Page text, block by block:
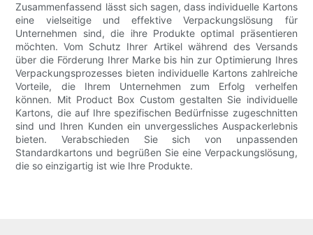
Zusammenfassend lässt sich sagen, dass individuelle Kartons
eine vielseitige und effektive Verpackungslösung für
Unternehmen sind, die ihre Produkte optimal präsentieren
möchten. Vom Schutz Ihrer Artikel während des Versands
über die Förderung Ihrer Marke bis hin zur Optimierung Ihres
Verpackungsprozesses bieten individuelle Kartons zahlreiche
Vorteile, die Ihrem Unternehmen zum Erfolg verhelfen
können. Mit Product Box Custom gestalten Sie individuelle
Kartons, die auf Ihre spezifischen Bedürfnisse zugeschnitten
sind und Ihren Kunden ein unvergessliches Auspackerlebnis
bieten. Verabschieden Sie sich von unpassenden
Standardkartons und begrüßen Sie eine Verpackungslösung,
die so einzigartig ist wie Ihre Produkte.